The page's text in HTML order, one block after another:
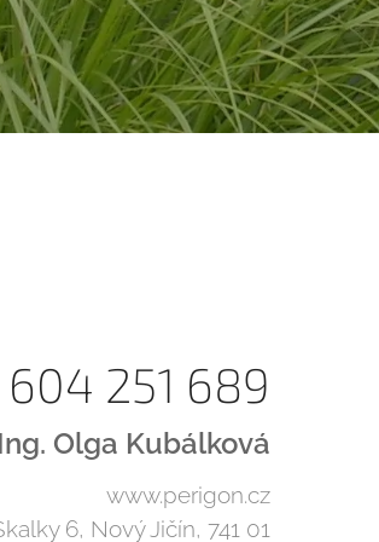
251 689
Olga Kubálková
www.perigon.cz
6, Nový Jičín, 741 01